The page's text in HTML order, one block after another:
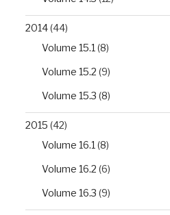
2014(44)
Volume 15.1 (8)
Volume 15.2 (9)
Volume 15.3 (8)
2015 (42)
Volume 16.1 (8)
Volume 16.2 (6)
Volume 16.3 (9)